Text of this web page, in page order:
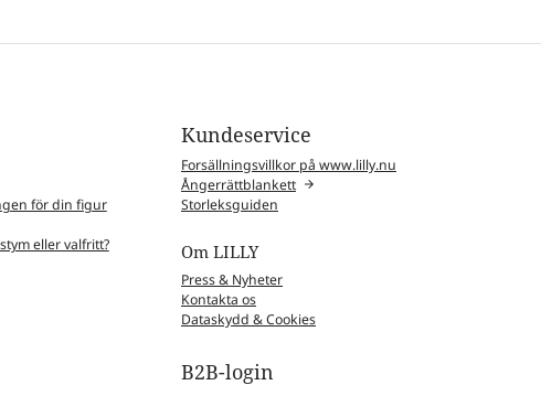
för din figur
eller valfritt?
Kundeservice
Forsällningsvillkor på www.lilly.nu
Ångerrättblankett
Storleksguiden
Om LILLY
Press & Nyheter
Kontakta os
Dataskydd & Cookies
B2B-login